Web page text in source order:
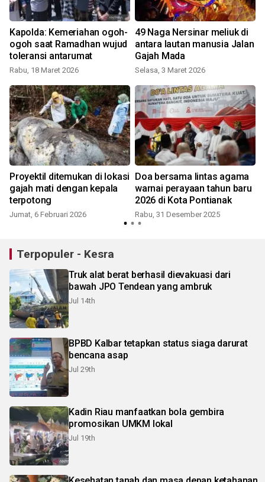
Kapolda: Kemeriahan ogoh-
ogoh saat Ramadhan wujud
toleransi antarumat
Rabu, 18 Maret 2026
49 Naga Nersinar meliuk di
antara lautan manusia Jalan
Gajah Mada
Selasa, 3 Maret 2026
Proyektil ditemukan di lokasi
gajah mati dengan kepala
terpotong
Jumat, 6 Februari 2026
Doa bersama lintas agama
warnai perayaan tahun baru
2026 di Kota Pontianak
Rabu, 31 Desember 2025
Terpopuler - Kesra
Truk alat berat berhasil dievakuasi dari
bawah JPO Tendean yang ambruk
Jul 14th
BPBD Kalbar tetapkan status siaga darurat
bencana asap
Jul 29th
Kadin Riau manfaatkan bola gembira
promosikan UMKM lokal
Jul 19th